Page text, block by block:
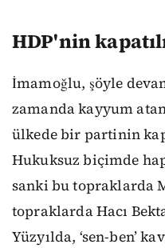
HDP'nin
İmamoğlu, şöyle
zamanda kayyum
ülkede bir partinin
Hukuksuz biçimde
sanki bu topraklarda
topraklarda Hacı
Yüzyılda, ‘sen-ben’